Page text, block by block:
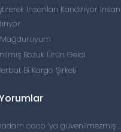
Insanları Kandırıyor
Bozuk Ürün Geldi
Bi Kargo Şirketi
coco ‘ya güvenilmezmiş